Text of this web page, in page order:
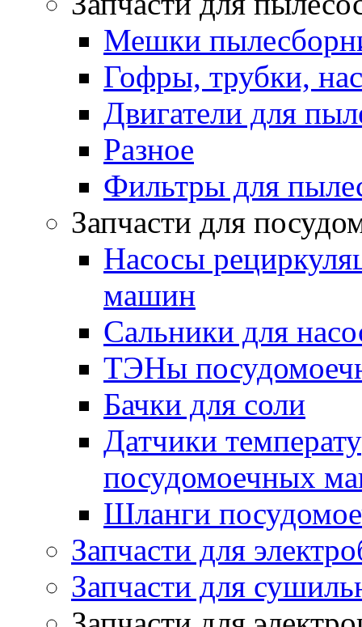
Мешки
Гофры, трубки,
Двигатели для
Разное
Фильтры для
Запчасти для
Насосы
машин
Сальники для
ТЭНы
Бачки для соли
Датчики
посудомоечных
Шланги
Запчасти для
Запчасти для